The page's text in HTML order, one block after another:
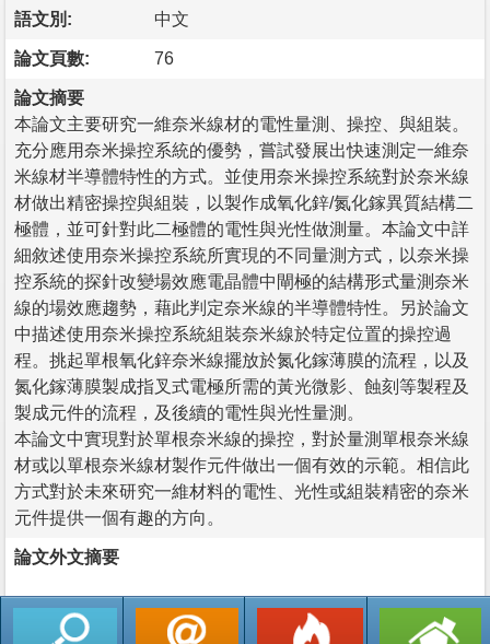
語文別: 中文
論文頁數: 76
論文摘要
本論文主要研究一維奈米線材的電性量測、操控、與組裝。
充分應用奈米操控系統的優勢，嘗試發展出快速測定一維奈
米線材半導體特性的方式。並使用奈米操控系統對於奈米線
材做出精密操控與組裝，以製作成氧化鋅/氮化鎵異質結構二
極體，並可針對此二極體的電性與光性做測量。本論文中詳
細敘述使用奈米操控系統所實現的不同量測方式，以奈米操
控系統的探針改變場效應電晶體中閘極的結構形式量測奈米
線的場效應趨勢，藉此判定奈米線的半導體特性。另於論文
中描述使用奈米操控系統組裝奈米線於特定位置的操控過
程。挑起單根氧化鋅奈米線擺放於氮化鎵薄膜的流程，以及
氮化鎵薄膜製成指叉式電極所需的黃光微影、蝕刻等製程及
製成元件的流程，及後續的電性與光性量測。
本論文中實現對於單根奈米線的操控，對於量測單根奈米線
材或以單根奈米線材製作元件做出一個有效的示範。相信此
方式對於未來研究一維材料的電性、光性或組裝精密的奈米
元件提供一個有趣的方向。
論文外文摘要